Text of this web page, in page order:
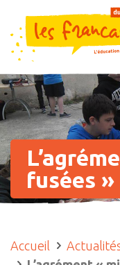
fusées »
Accueil